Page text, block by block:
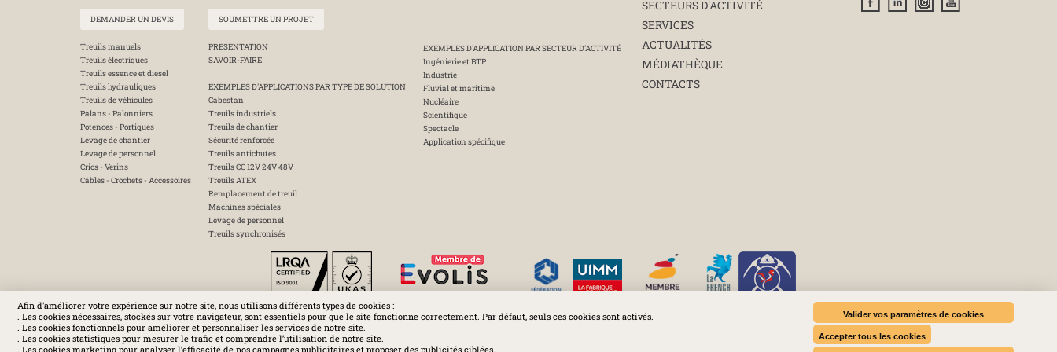
Afin d'améliorer votre expérience sur notre site, nous utilisons différents types de cookies :
. Les cookies nécessaires, stockés sur votre navigateur, sont essentiels pour que le site fonctionne correctement. Par défaut, seuls ces cookies sont activés.
. Les cookies fonctionnels pour améliorer et personnaliser les services de notre site.
. Les cookies statistiques pour mesurer le trafic et comprendre l’utilisation de notre site.
. Les cookies marketing pour analyser l’efficacité de nos campagnes publicitaires et proposer des publicités ciblées.
Valider vos paramètres de cookies
Accepter tous les cookies
DEMANDER UN DEVIS
Treuils manuels
Treuils électriques
Treuils essence et diesel
Treuils hydrauliques
Treuils de véhicules
Palans - Palonniers
Potences - Portiques
Levage de chantier
Levage de personnel
Crics - Verins
Câbles - Crochets - Accessoires
SOUMETTRE UN PROJET
PRESENTATION
SAVOIR-FAIRE
EXEMPLES D'APPLICATIONS PAR TYPE DE SOLUTION
Cabestan
Treuils industriels
Treuils de chantier
Sécurité renforcée
Treuils antichutes
Treuils CC 12V 24V 48V
Treuils ATEX
Remplacement de treuil
Machines spéciales
Levage de personnel
Treuils synchronisés
EXEMPLES D'APPLICATION PAR SECTEUR D'ACTIVITÉ
Ingénierie et BTP
Industrie
Fluvial et maritime
Nucléaire
Scientifique
Spectacle
Application spécifique
SECTEURS D'ACTIVITÉ
SERVICES
ACTUALITÉS
MÉDIATHÈQUE
CONTACTS